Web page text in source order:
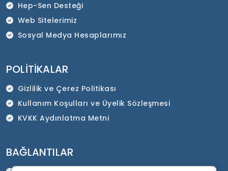
Hep-Sen Desteği
Web Sitelerimiz
Sosyal Medya Hesaplarımız
POLITIKALAR
Gizlilik ve Çerez Politikası
Kullanım Koşulları ve Üyelik Sözleşmesi
KVKK Aydınlatma Metni
BAĞLANTILAR